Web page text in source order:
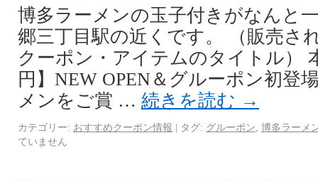
博多ラーメンの玉子付きがなんと
郷三丁目駅の近くです。 （販売さ
クーポン・アイテムのタイトル）
円】NEW OPEN＆グルーポン初登
メンをご賞 … 続きを読む →
カテゴリー: おすすめクーポン情報 | タグ: グルーポン 博多ラーメ
ていません